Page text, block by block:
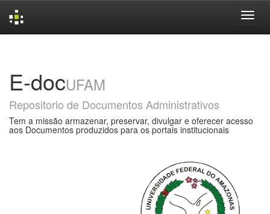
E-docUFAM
Repositorio de Documentos Administrativos
Tem a missão armazenar, preservar, divulgar e oferecer acesso
aos Documentos produzidos para os portais institucionais